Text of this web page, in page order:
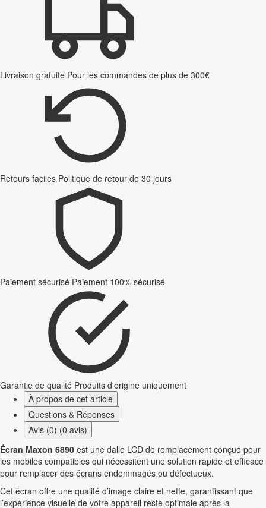
Livraison gratuite Pour les commandes de plus de 300€
Retours faciles Politique de retour de 30 jours
Paiement sécurisé Paiement 100% sécurisé
Garantie de qualité Produits d'origine uniquement
À propos de cet article
Questions & Réponses
Avis (0) (0 avis)
Écran Maxon 6890 est une dalle LCD de remplacement conçue pour
les mobiles compatibles qui nécessitent une solution rapide et efficace
pour remplacer des écrans endommagés ou défectueux.
Cet écran offre une qualité d’image claire et nette, garantissant que
l’expérience visuelle de votre appareil reste optimale après la